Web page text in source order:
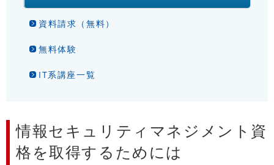
資料請求（無料）
無料体験
IT系講座一覧
情報セキュリティマネジメント資
格を取得するためには